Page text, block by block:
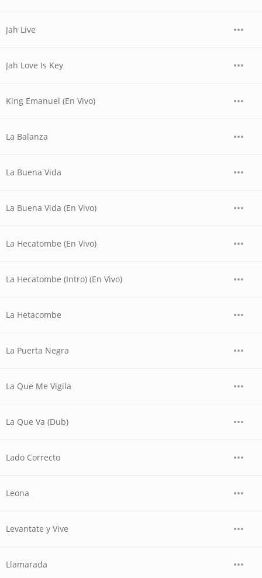
Jah Live
Jah Love Is Key
King Emanuel (En Vivo)
La Balanza
La Buena Vida
La Buena Vida (En Vivo)
La Hecatombe (En Vivo)
La Hecatombe (Intro) (En Vivo)
La Hetacombe
La Puerta Negra
La Que Me Vigila
La Que Va (Dub)
Lado Correcto
Leona
Levantate y Vive
Llamarada